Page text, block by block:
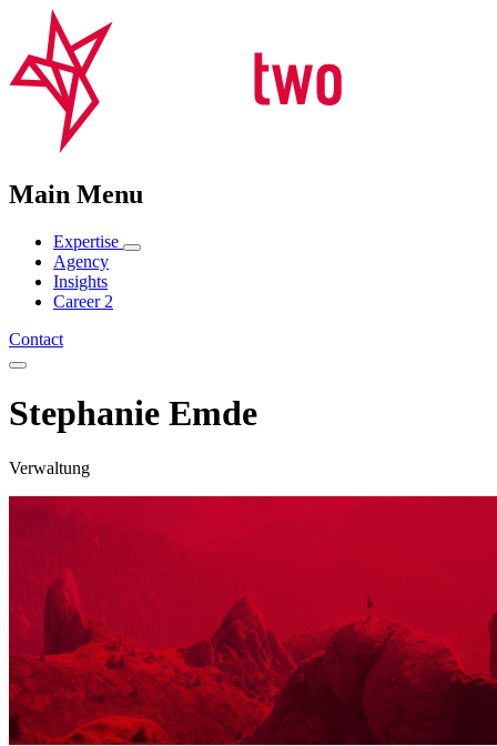
Main Menu
Expertise
Agency
Insights
Career 2
Contact
Stephanie Emde
Verwaltung